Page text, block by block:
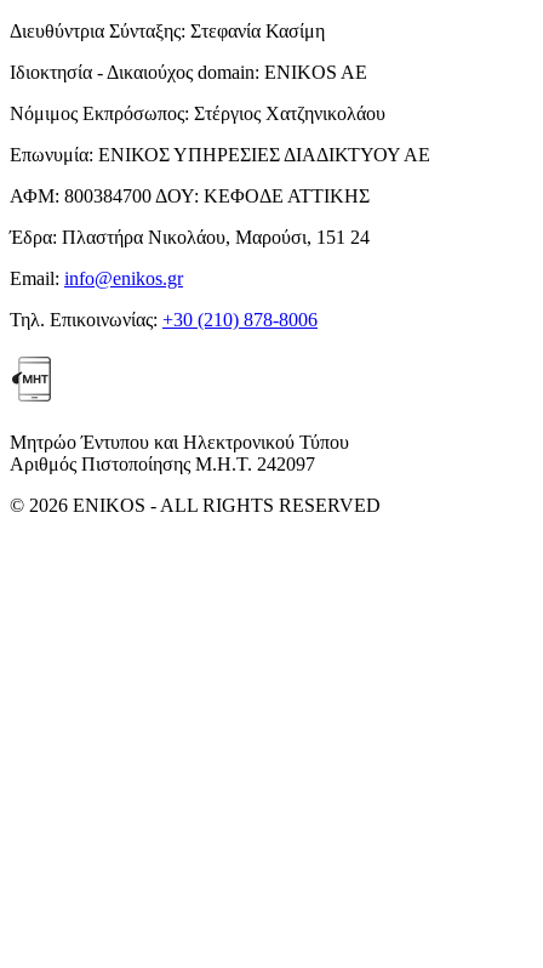
Διευθύντρια Σύνταξης: Στεφανία Κασίμη
Ιδιοκτησία - Δικαιούχος domain: ENIKOS AE
Νόμιμος Εκπρόσωπος: Στέργιος Χατζηνικολάου
Επωνυμία: ΕΝΙΚΟΣ ΥΠΗΡΕΣΙΕΣ ΔΙΑΔΙΚΤΥΟΥ ΑΕ
ΑΦΜ: 800384700 ΔΟΥ: ΚΕΦΟΔΕ ΑΤΤΙΚΗΣ
Έδρα: Πλαστήρα Νικολάου, Μαρούσι, 151 24
Email: info@enikos.gr
Τηλ. Επικοινωνίας: +30 (210) 878-8006
Μητρώο Έντυπου και Ηλεκτρονικού Τύπου
Αριθμός Πιστοποίησης Μ.Η.Τ. 242097
© 2026 ENIKOS - ALL RIGHTS RESERVED